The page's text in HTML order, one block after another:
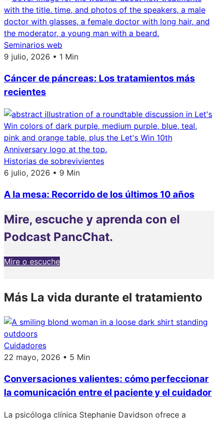
Seminarios web
9 julio, 2026 • 1 Min
Cáncer de páncreas: Los tratamientos más
recientes
Historias de sobrevivientes
6 julio, 2026 • 9 Min
A la mesa: Recorrido de los últimos 10 años
Mire, escuche y aprenda con el
Podcast PancChat.
Mire o escuche
Más La vida durante el tratamiento
Cuidadores
22 mayo, 2026 • 5 Min
Conversaciones valientes: cómo perfeccionar
la comunicación entre el paciente y el cuidador
La psicóloga clínica Stephanie Davidson ofrece a